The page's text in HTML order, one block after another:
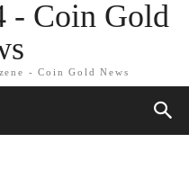
- Coin Gold
- Coin Gold News